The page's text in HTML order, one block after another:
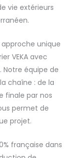
vie extérieurs
unique
VEKA avec
équipe de
chaîne : de la
finale par nos
permet de
projet.
française dans